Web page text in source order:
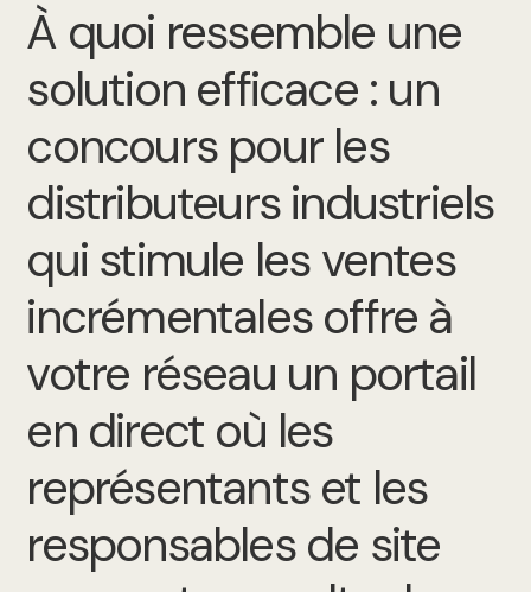
À quoi ressemble une
solution efficace : un
concours pour les
distributeurs industriels
qui stimule les ventes
incrémentales offre à
votre réseau un portail
en direct où les
représentants et les
responsables de site